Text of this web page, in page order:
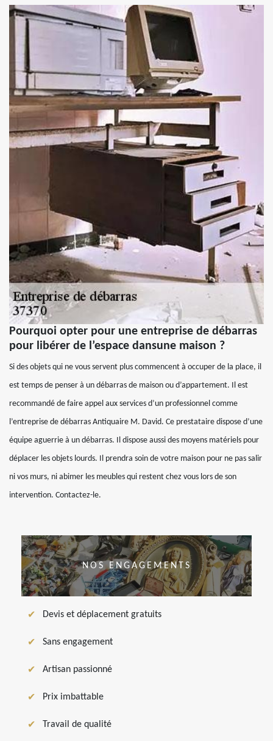
Pourquoi opter pour une entreprise de débarras
pour libérer de l’espace dansune maison ?
Si des objets qui ne vous servent plus commencent à occuper de la place, il
est temps de penser à un débarras de maison ou d’appartement. Il est
recommandé de faire appel aux services d’un professionnel comme
l’entreprise de débarras Antiquaire M. David. Ce prestataire dispose d’une
équipe aguerrie à un débarras. Il dispose aussi des moyens matériels pour
déplacer les objets lourds. Il prendra soin de votre maison pour ne pas salir
ni vos murs, ni abimer les meubles qui restent chez vous lors de son
intervention. Contactez-le.
NOS ENGAGEMENTS
Devis et déplacement gratuits
Sans engagement
Artisan passionné
Prix imbattable
Travail de qualité